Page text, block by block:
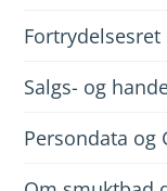
Fortrydelsesret
Salgs- og
Persondata og